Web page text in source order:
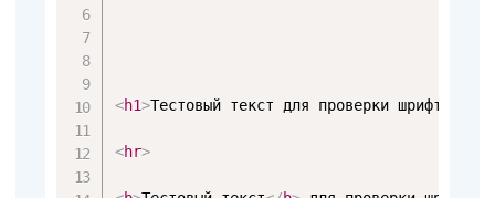
<h1>Тестовый текст для проверки шрифта.
<hr>